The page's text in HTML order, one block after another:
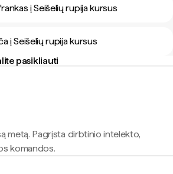
į Seišelių rupija kursus
į Seišelių rupija kursus
pasikliauti
metą. Pagrįsta dirbtinio intelekto,
komandos.